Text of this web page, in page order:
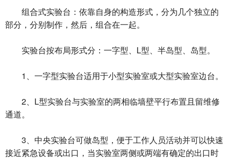
组合式实验台：依靠自身的构造形式，分为几个独立的
部分，分别制作，然后，组合在一起。
实验台按布局形式分：一字型、L型、半岛型、岛型。
1、一字型实验台适用于小型实验室或大型实验室边台。
2、L型实验台与实验室的两相临墙壁平行布置且留维修
通道。
3、中央实验台可做岛型，便于工作人员活动并可以快速
接近紧急设备或出口，当实验室两侧或两端有确定的出口时